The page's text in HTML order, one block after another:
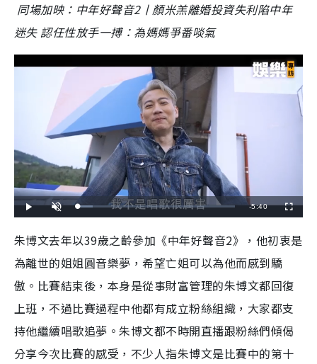
同場加映：中年好聲音2丨顏米羔離婚投資失利陷中年
迷失 認任性放手一搏：為媽媽爭番啖氣
l
n
t
e
L
o
e
d
9
.
3
%
R
a
i
n
i
n
-5:40
u
s
c
e
e
朱博文去年以39歲之齡參加《中年好聲音2》，他初衷是
為離世的姐姐圓音樂夢，希望亡姐可以為他而感到驕
傲。比賽結束後，本身是從事財富管理的朱博文都回復
上班，不過比賽過程中他都有成立粉絲組織，大家都支
持他繼續唱歌追夢。朱博文都不時開直播跟粉絲們傾偈
分享今次比賽的感受，不少人指朱博文是比賽中的第十